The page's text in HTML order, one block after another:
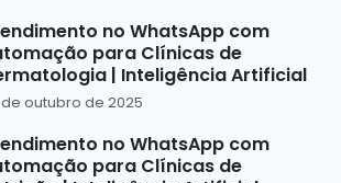
no WhatsApp com
para Clínicas de
| Inteligência Artificial
outubro de 2025
no WhatsApp com
para Clínicas de